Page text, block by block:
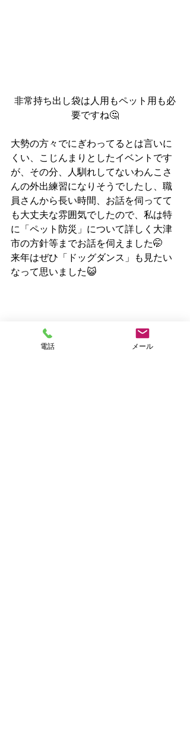
非常持ち出し袋は人用もペット用も必
要ですね🤔
大勢の方々でにぎわってるとは言いに
くい、こじんまりとしたイベントです
が、その分、人馴れしてないわんこさ
んの外出練習になりそうでしたし、職
員さんから長い時間、お話を伺ってて
も大丈夫な雰囲気でしたので、私は特
に「ペット防災」について詳しく大津
市の方針等までお話を伺えました🤭
来年はぜひ「ドッグダンス」も見たい
なって思いました😺
電話 メール